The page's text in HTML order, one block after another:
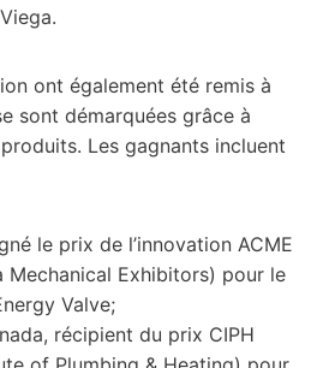
ont également été remis à
sont démarquées grâce à
Les gagnants incluent
le prix de l’innovation ACME
Mechanical Exhibitors) pour le
Valve;
récipient du prix CIPH